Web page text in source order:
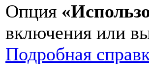
Опция
включения или
Подробная